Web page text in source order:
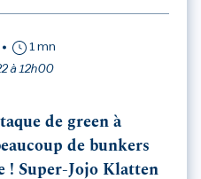
1 mn
à 12h00
de green à
de bunkers
! Super-Jojo Klatten